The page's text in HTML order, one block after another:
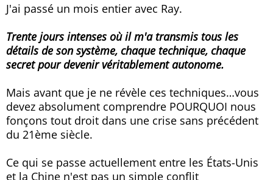
J'ai passé un mois entier avec Ray.
Trente jours intenses où il m'a transmis tous les
détails de son système, chaque technique, chaque
secret pour devenir véritablement autonome.
Mais avant que je ne révèle ces techniques…vous
devez absolument comprendre POURQUOI nous
fonçons tout droit dans une crise sans précédent
du 21ème siècle.
Ce qui se passe actuellement entre les États-Unis
et la Chine n'est pas un simple conflit